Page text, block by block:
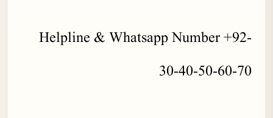
Helpline & Whatsapp Number +92-
30-40-50-60-70